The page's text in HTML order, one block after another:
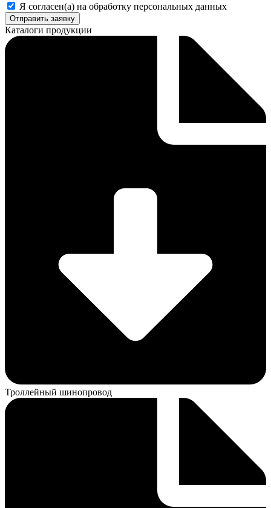
Я согласен(а) на обработку персональных данных
Отправить заявку
Каталоги продукции
Троллейный шинопровод